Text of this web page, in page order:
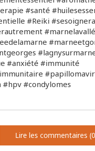
#santé
#Reiki
#anxiété #immunité
#condylomes
Lire les commentaires